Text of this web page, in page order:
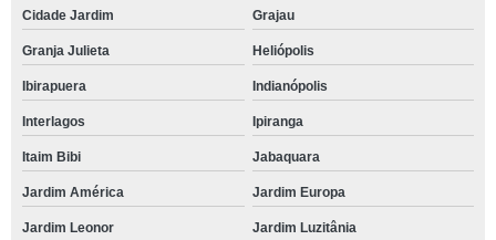
Cidade Jardim Grajau
Granja Julieta Heliópolis
Ibirapuera Indianópolis
Interlagos Ipiranga
Itaim Bibi Jabaquara
Jardim América Jardim Europa
Jardim Leonor Jardim Luzitânia